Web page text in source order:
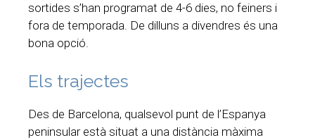
sortides s’han programat de 4-6 dies, no feiners i
fora de temporada. De dilluns a divendres és una
bona opció.
Els trajectes
Des de Barcelona, qualsevol punt de l’Espanya
peninsular està situat a una distància màxima